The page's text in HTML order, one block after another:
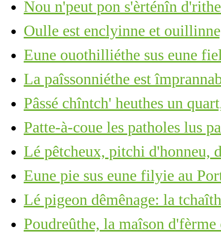
Nou n'peut pon s'èrténîn
Oulle est enclyinne et
Eune ouothilliéthe sus eune
La paîssonniéthe est
Pâssé chîntch' heuthes un
Patte-à-coue les patholes lus
Lé pêtcheux, pitchi d'honneu,
Eune pie sus eune filyie au
Lé pigeon dêmênage: la
Poudreûthe, la maîson